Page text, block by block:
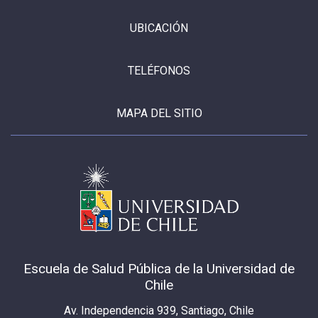
UBICACIÓN
TELÉFONOS
MAPA DEL SITIO
Escuela de Salud Pública de la Universidad de
Chile
Av. Independencia 939, Santiago, Chile